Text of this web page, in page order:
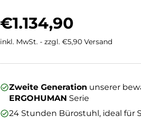
Normaler Preis
€1.134,90
inkl. MwSt. - zzgl. €5,90 Versand
Zweite Generation unserer
ERGOHUMAN Serie
24 Stunden Bürostuhl, ideal für